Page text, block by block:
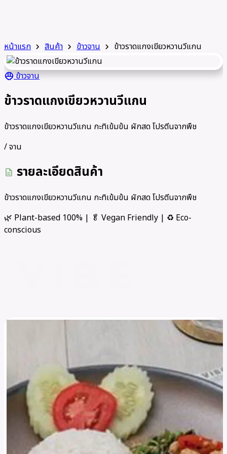
callLINE
หน้าแรก chevron_right สินค้า chevron_right ข้าวจาน chevron_right ข้าวราดแกงเขียวหวานวีแกน
rice_bowlข้าวจาน
ข้าวราดแกงเขียวหวานวีแกน
ข้าวราดแกงเขียวหวานวีแกน กะทิเข้มข้น ผักสด โปรตีนจากพืช
/ จาน
description รายละเอียดสินค้า
ข้าวราดแกงเขียวหวานวีแกน กะทิเข้มข้น ผักสด โปรตีนจากพืช
🌿 Plant-based 100% | 🥬 Vegan Friendly | ♻️ Eco-
conscious